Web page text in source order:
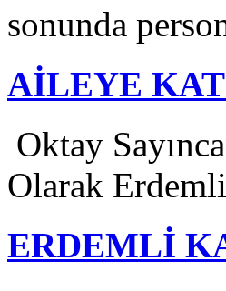
sonunda
AİLEYE
Oktay
Olarak
ERDEMLİ